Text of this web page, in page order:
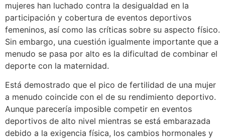
mujeres han luchado contra la desigualdad en la
participación y cobertura de eventos deportivos
femeninos, así como las críticas sobre su aspecto físico.
Sin embargo, una cuestión igualmente importante que a
menudo se pasa por alto es la dificultad de combinar el
deporte con la maternidad.
Está demostrado que el pico de fertilidad de una mujer
a menudo coincide con el de su rendimiento deportivo.
Aunque parecería imposible competir en eventos
deportivos de alto nivel mientras se está embarazada
debido a la exigencia física, los cambios hormonales y